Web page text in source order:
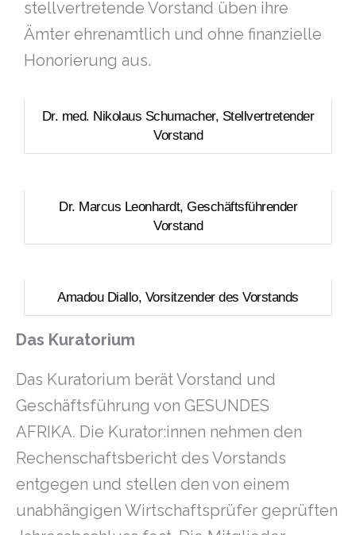
stellvertretende Vorstand üben ihre
Ämter ehrenamtlich und ohne finanzielle
Honorierung aus.
Dr. med. Nikolaus Schumacher, Stellvertretender
Vorstand
Dr. Marcus Leonhardt, Geschäftsführender
Vorstand
Amadou Diallo, Vorsitzender des Vorstands
Das Kuratorium
Das Kuratorium berät Vorstand und
Geschäftsführung von GESUNDES
AFRIKA. Die Kurator:innen nehmen den
Rechenschaftsbericht des Vorstands
entgegen und stellen den von einem
unabhängigen Wirtschaftsprüfer geprüften